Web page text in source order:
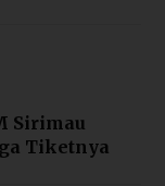
Sirimau
Tiketnya